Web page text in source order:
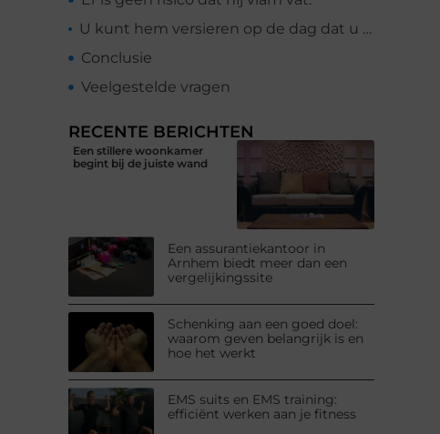
U kunt hem versieren op de dag dat u hem thuisbrengt.
Conclusie
Veelgestelde vragen
RECENTE BERICHTEN
Een stillere woonkamer
begint bij de juiste wand
Een assurantiekantoor in
Arnhem biedt meer dan een
vergelijkingssite
Schenking aan een goed doel:
waarom geven belangrijk is en
hoe het werkt
EMS suits en EMS training:
efficiënt werken aan je fitness